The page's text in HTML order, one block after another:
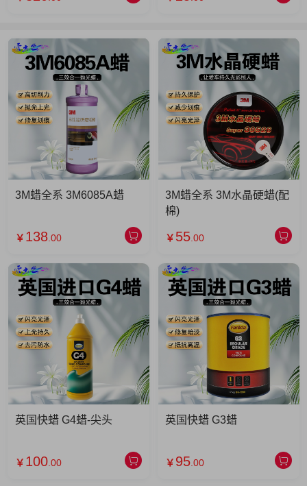
3M蜡全系 3M6085A蜡
￥ 138 .00
3M蜡全系 3M水晶硬蜡(配
棉)
￥ 55 .00
英国快蜡 G4蜡-尖头
￥ 100 .00
英国快蜡 G3蜡
￥ 95 .00